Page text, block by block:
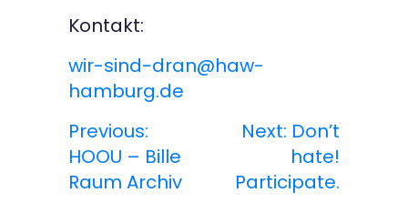
Kontakt:
wir-sind-dran@haw-
hamburg.de
B
e
Previous:
HOOU – Bille
Raum Archiv
Next: Don’t
hate!
Participate.